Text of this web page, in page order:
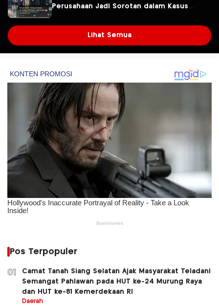
Perusahaan Jadi Sorotan dalam Kasus
Fresindo Jaya
Lihat Semua
Pos Terpopuler
01
Camat Tanah Siang Selatan Ajak Masyarakat Teladani
Semangat Pahlawan pada HUT ke-24 Murung Raya
dan HUT ke-81 Kemerdekaan RI
Daerah